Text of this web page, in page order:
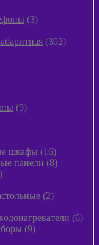
33
302302
99
шкафы 1616
товаров
панели 88
22
66
99